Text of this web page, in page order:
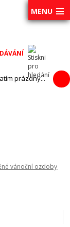
MENU
prázdný...
vánoční ozdoby